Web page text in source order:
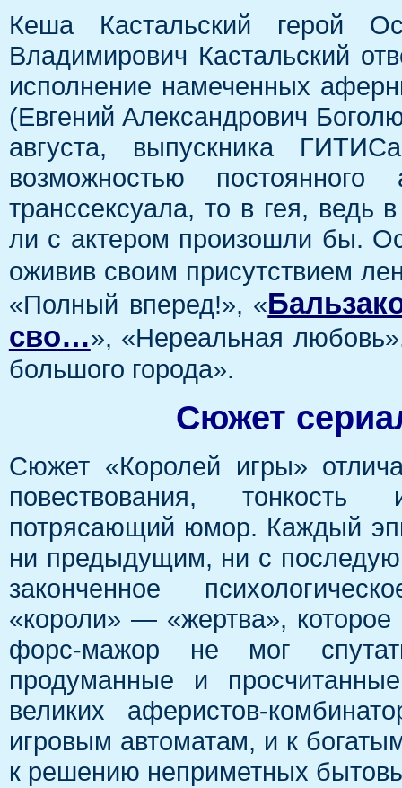
Кеша Кастальский герой
Владимирович Кастальский
исполнение намеченных
(Евгений Александрович
августа, выпускника
возможностью
транссексуала, то в гея, ведь
ли с актером произошли бы.
оживив своим присутствием
«Полный вперед!», «
сво…», «Нереальная
большого города».
Сюжет
Сюжет «Королей игры»
повествования,
потрясающий юмор. Каждый
ни предыдущим, ни с
законченное
«короли» — «жертва»,
форс-мажор не мог
продуманные и
великих аферистов-
игровым автоматам, и к
к решению неприметных